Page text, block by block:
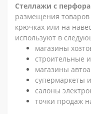
Стеллажи с
размещения товаров
крючках или на
используют в
магазины
строительные
магазины
супермаркеты
салоны
точки продаж